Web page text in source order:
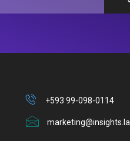
+593 99-098-0114
marketing@insights.la